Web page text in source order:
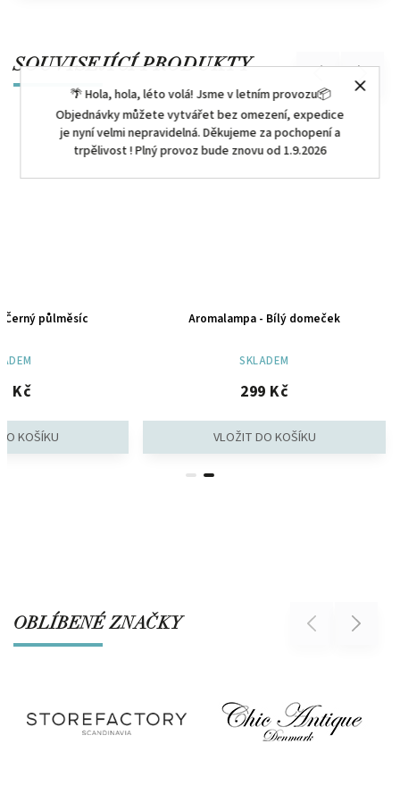
🌴 Hola, hola, léto volá! Jsme v letním provozu📦
Objednávky můžete vytvářet bez omezení, expedice
je nyní velmi nepravidelná. Děkujeme za pochopení a
trpělivost ! Plný provoz bude znovu od 1.9.2026
SOUVISEJÍCÍ PRODUKTY
Černý půlměsíc
Kč
Aromalampa - Bílý domeček
SKLADEM
299 Kč
OBLÍBENÉ ZNAČKY Previous Next